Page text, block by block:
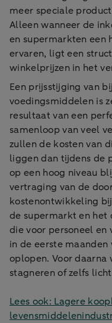
meer speciale
Alleen wanneer de
en supermarkten een
ervaren, ligt een
winkelprijzen in het
Een prijsstijging van
voedingsmiddelen is
resultaat van een
samenloop van veel
zullen de kosten van
liggen dan tijdens de
op een hoog niveau
vertraging van de
kostenontwikkeling
de supermarkt en het
die voor personeel en
in de eerste
oplopen. Voor
stagneren of zelfs
Lees ook: Lagere